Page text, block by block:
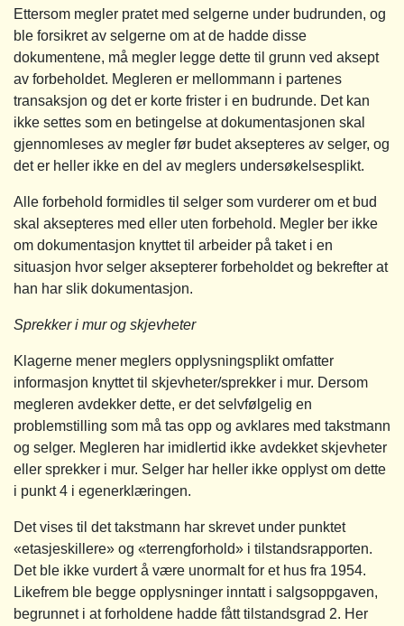
Ettersom megler pratet med selgerne under budrunden, og
ble forsikret av selgerne om at de hadde disse
dokumentene, må megler legge dette til grunn ved aksept
av forbeholdet. Megleren er mellommann i partenes
transaksjon og det er korte frister i en budrunde. Det kan
ikke settes som en betingelse at dokumentasjonen skal
gjennomleses av megler før budet aksepteres av selger, og
det er heller ikke en del av meglers undersøkelsesplikt.
Alle forbehold formidles til selger som vurderer om et bud
skal aksepteres med eller uten forbehold. Megler ber ikke
om dokumentasjon knyttet til arbeider på taket i en
situasjon hvor selger aksepterer forbeholdet og bekrefter at
han har slik dokumentasjon.
Sprekker i mur og skjevheter
Klagerne mener meglers opplysningsplikt omfatter
informasjon knyttet til skjevheter/sprekker i mur. Dersom
megleren avdekker dette, er det selvfølgelig en
problemstilling som må tas opp og avklares med takstmann
og selger. Megleren har imidlertid ikke avdekket skjevheter
eller sprekker i mur. Selger har heller ikke opplyst om dette
i punkt 4 i egenerklæringen.
Det vises til det takstmann har skrevet under punktet
«etasjeskillere» og «terrengforhold» i tilstandsrapporten.
Det ble ikke vurdert å være unormalt for et hus fra 1954.
Likefrem ble begge opplysninger inntatt i salgsoppgaven,
begrunnet i at forholdene hadde fått tilstandsgrad 2. Her